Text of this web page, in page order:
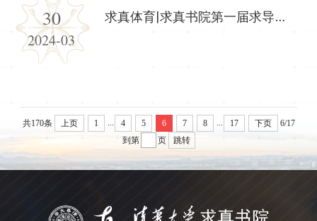
30
2024-03
求真体育|求真书院第一届求导杯预科羽毛球友谊赛预告
共170条 上页 1 ... 4 5 6 7 8 ... 17 下页
6/17
到第
页 跳转